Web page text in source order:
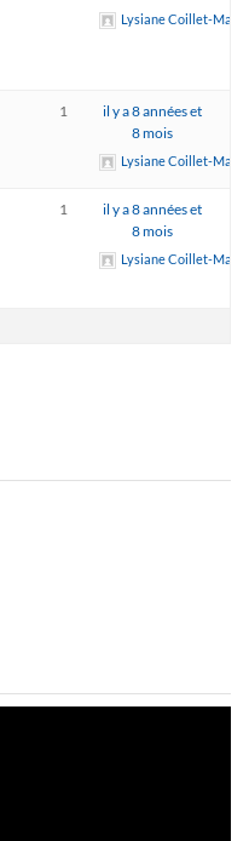
Lysiane Coillet-
1
il y a 8 années et
8 mois
Lysiane Coillet-
1
il y a 8 années et
8 mois
Lysiane Coillet-